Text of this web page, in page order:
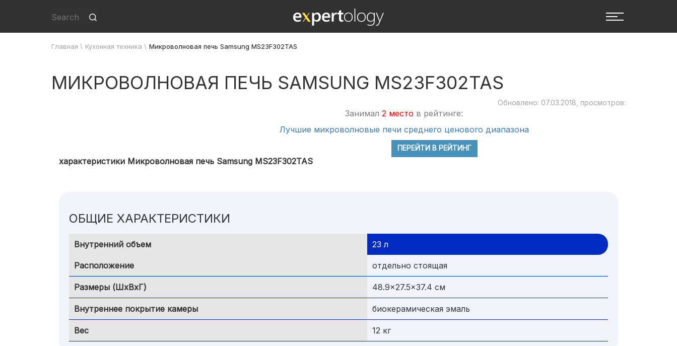
Главная \ Кухонная техника \ Микроволновая печь Samsung MS23F302TAS
МИКРОВОЛНОВАЯ ПЕЧЬ SAMSUNG MS23F302TAS
Обновлено: 07.03.2018, просмотров:
Занимал 2 место в рейтинге:
Лучшие микроволновые печи среднего ценового диапазона
ПЕРЕЙТИ В РЕЙТИНГ
характеристики Микроволновая печь Samsung MS23F302TAS
ОБЩИЕ ХАРАКТЕРИСТИКИ
Внутренний объем 23 л
Расположение отдельно стоящая
Размеры (ШxВxГ) 48.9x27.5x37.4 cм
Внутреннее покрытие камеры биокерамическая эмаль
Вес 12 кг